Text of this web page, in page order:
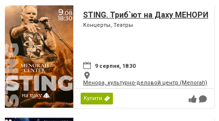
STING. Триб`ют на Даху МЕНОРИ
Концерты, Театры
9 серпня, 18:30
Менора, культурно-деловой центр (Menorah)
Купити